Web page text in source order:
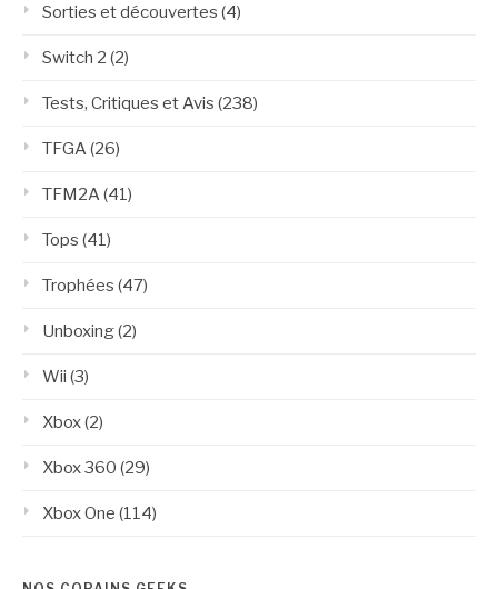
Sorties et découvertes (4)
Switch 2 (2)
Tests, Critiques et Avis (238)
TFGA(26)
TFM2A(41)
Tops (41)
Trophées (47)
Unboxing(2)
Wii (3)
Xbox(2)
Xbox 360 (29)
Xbox One (114)